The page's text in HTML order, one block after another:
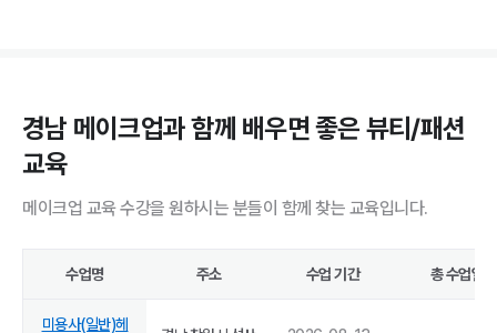
경남 메이크업과 함께 배우면 좋은 뷰티/패션
교육
메이크업 교육 수강을 원하시는 분들이 함께 찾는 교육입니다.
수업명 주소 수업 기간 총 수업일
미용사(일반)헤